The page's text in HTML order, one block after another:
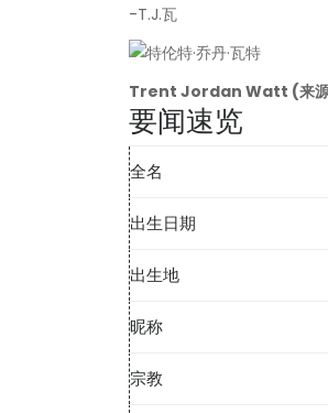
-T.J.瓦
Trent Jordan Watt (来
要闻速览
全名
出生日期
出生地
昵称
宗教